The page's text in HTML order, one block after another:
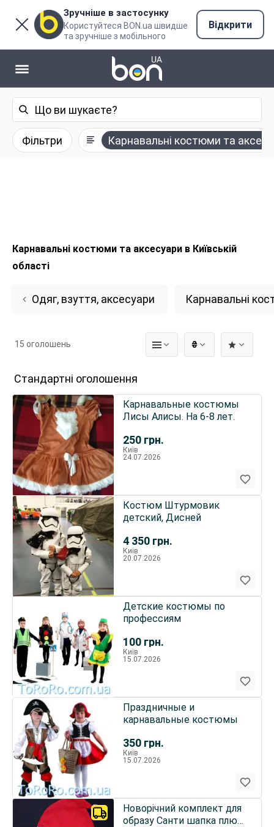
Зручніше в застосунку
Користуйтеся BON.ua швидше
та зручніше з мобільного
Відкрити
Фільтри Карнавальні костюми та
Карнавальні костюми та аксесуари в Київській
області
Одяг, взуття, аксесуари Карнавальні
₴
15 оголошень
Стандартні оголошення
250 грн.
Карнавальные костюмы
Лисы Алисы. На 6-8 лет.
Київ
24.07.2026
4 350 грн.
Костюм Штурмовик
детский, Дисней
Київ
20.07.2026
100 грн.
Детские костюмы по
профессиям
Київ
15.07.2026
350 грн.
Праздничные и
карнавальные костюмы
Київ
15.07.2026
Новорічний комплект для
образу Санти шапка плюс